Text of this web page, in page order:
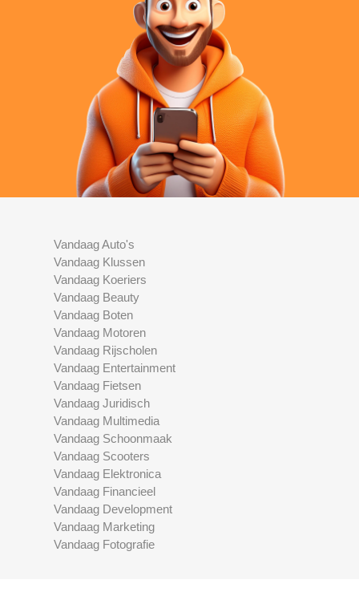
Vandaag Auto's
Vandaag Klussen
Vandaag Koeriers
Vandaag Beauty
Vandaag Boten
Vandaag Motoren
Vandaag Rijscholen
Vandaag Entertainment
Vandaag Fietsen
Vandaag Juridisch
Vandaag Multimedia
Vandaag Schoonmaak
Vandaag Scooters
Vandaag Elektronica
Vandaag Financieel
Vandaag Development
Vandaag Marketing
Vandaag Fotografie